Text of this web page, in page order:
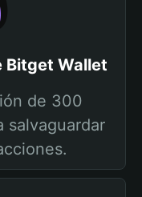
Bitget Wallet
de 300
salvaguardar